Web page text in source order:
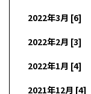
2022年3月 [6]
2022年2月 [3]
2022年1月 [4]
2021年12月 [4]